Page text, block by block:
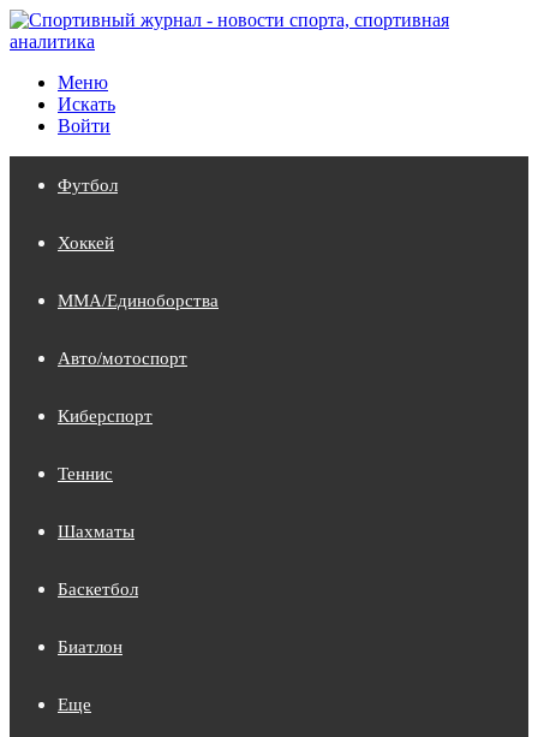
Меню
Искать
Войти
Футбол
Хоккей
MMA/Единоборства
Авто/мотоспорт
Киберспорт
Теннис
Шахматы
Баскетбол
Биатлон
Еще